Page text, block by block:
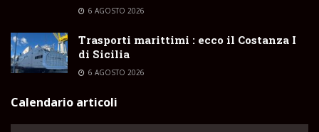
6 AGOSTO 2026
Trasporti marittimi : ecco il Costanza I
di Sicilia
6 AGOSTO 2026
Calendario articoli